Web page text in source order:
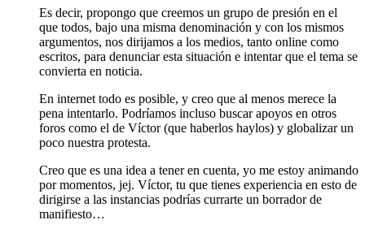
Es decir, propongo que creemos un grupo de presión en el
que todos, bajo una misma denominación y con los mismos
argumentos, nos dirijamos a los medios, tanto online como
escritos, para denunciar esta situación e intentar que el tema se
convierta en noticia.
En internet todo es posible, y creo que al menos merece la
pena intentarlo. Podríamos incluso buscar apoyos en otros
foros como el de Víctor (que haberlos haylos) y globalizar un
poco nuestra protesta.
Creo que es una idea a tener en cuenta, yo me estoy animando
por momentos, jej. Víctor, tu que tienes experiencia en esto de
dirigirse a las instancias podrías currarte un borrador de
manifiesto…